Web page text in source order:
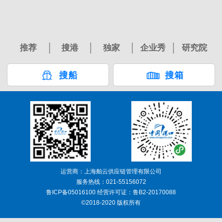
推荐 搜港 独家 企业秀 研究院
搜船 搜箱
运营商：上海舶云供应链管理有限公司
服务热线：021-55156072
鲁ICP备05016100 经营许可证：鲁B2-20170088
©2018-2020 版权所有